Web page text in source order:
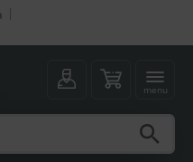
menu